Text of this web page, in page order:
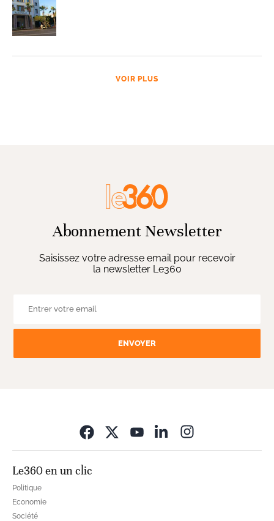
VOIR PLUS
Abonnement Newsletter
Saisissez votre adresse email pour recevoir
la newsletter Le360
ENVOYER
Le360 en un clic
Politique
Economie
Société